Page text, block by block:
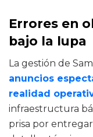
Errores en
bajo la lupa
La gestión de
anuncios
realidad
infraestructura
prisa por